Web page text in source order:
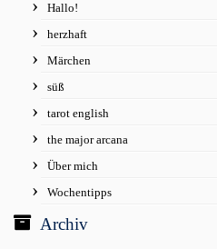
Hallo!
herzhaft
Märchen
süß
tarot english
the major arcana
Über mich
Wochentipps
Archiv